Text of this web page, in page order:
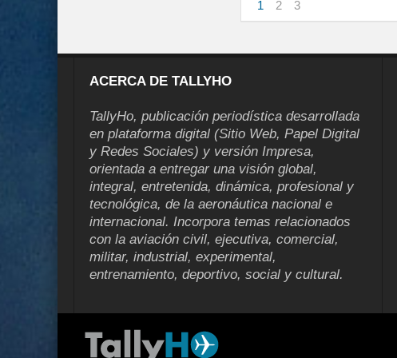
1 2 3
ACERCA DE TALLYHO
TallyHo, publicación periodística desarrollada
en plataforma digital (Sitio Web, Papel Digital
y Redes Sociales) y versión Impresa,
orientada a entregar una visión global,
integral, entretenida, dinámica, profesional y
tecnológica, de la aeronáutica nacional e
internacional. Incorpora temas relacionados
con la aviación civil, ejecutiva, comercial,
militar, industrial, experimental,
entrenamiento, deportivo, social y cultural.